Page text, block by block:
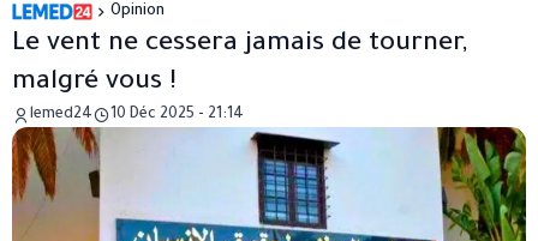
Opinion
Le vent ne cessera jamais de tourner,
malgré vous !
lemed24 10 Déc 2025 - 21:14